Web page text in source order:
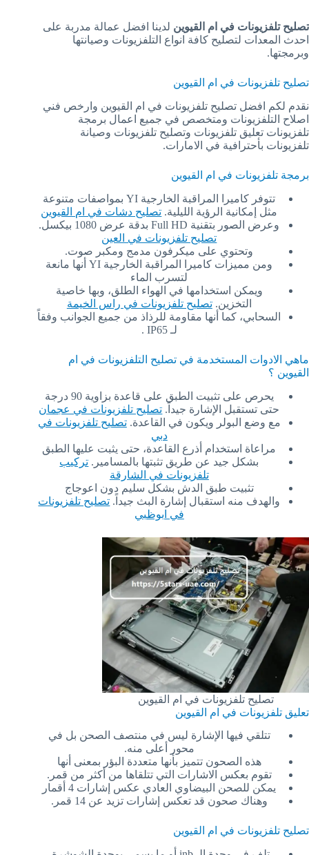
تصليح تلفزيونات في ام القيوين لدينا افضل عمالة مدربة على
احدث المعدات لتصليح كافة انواع التلفزيونات وصيانتها
وبرمجتها.
تصليح تلفزيونات في ام القيوين
نقدم لكم افضل تصليح تلفزيونات في ام القيوين وارخص فني
اصلاح التلفزيونات ومتخصص في جميع اعمال برمجة
تلفزيونات تعليق تلفزيونات وتصليح تلفزيونات وصيانة
تلفزيونات بأحترافية في الامارات.
برمجة تلفزيونات في ام القيوين
تتوفر كاميرا المراقبة الخارجية YI بمواصفات متنوعة
مثل إمكانية الرؤية الليلية. تصليح دشات في ام القيوين
وعرض الصور بتقنية Full HD بدقة عرض 1080 بيكسل.
تصليح تلفزيونات في العين
وتحتوي على ميكرفون مدمج ومكبر صوت.
ومن مميزات كاميرا المراقبة الخارجية YI أنها مانعة
لتسرب الماء
ويمكن استخدامها في الهواء الطلق، وبها خاصية
التخزين.تصليح تلفزيونات في راس الخيمة
السحابي، كما أنها مقاومة للرذاذ من جميع الجوانب وفقاً
لـ IP65 .
ماهي الادوات المستخدمة في تصليح التلفزيونات في ام
القيوين ؟
يحرص على تثبيت الطبق على قاعدة بزاوية 90 درجة
حتى تستقبل الإشارة جيداً. تصليح تلفزيونات في عجمان
مع وضع البولر ويكون في القاعدة.تصليح تلفزيونات في
دبي
مراعاة استخدام أذرع القاعدة، حتى يثبت عليها الطبق
بشكل جيد عن طريق تثبتها بالمسامير. تركيب
تلفزيونات في الشارقة
تثبيت طبق الدش بشكل سليم دون اعوجاج
والهدف منه استقبال إشارة البث جيداً. تصليح تلفزيونات
في ابوظبي
تصليح تلفزيونات في ام القيوين
تعليق تلفزيونات في ام القيوين
تتلقي فيها الإشارة ليس في منتصف الصحن بل في
محور أعلى منه.
هذه الصحون تتميز بأنها متعددة البؤر بمعنى أنها
تقوم بعكس الاشارات التي تتلقاها من أكثر من قمر.
يمكن للصحن البيضاوي العادي عكس إشارات 4 أقمار
وهناك صحون قد تعكس إشارات تزيد عن 14 قمر.
تصليح تلفزيونات في ام القيوين